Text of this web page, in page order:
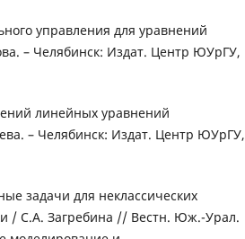
управления для уравнений
– Челябинск: Издат. Центр ЮУрГУ,
линейных уравнений
– Челябинск: Издат. Центр ЮУрГУ,
задачи для неклассических
/ С.А. Загребина // Вестн. Юж.-Урал.